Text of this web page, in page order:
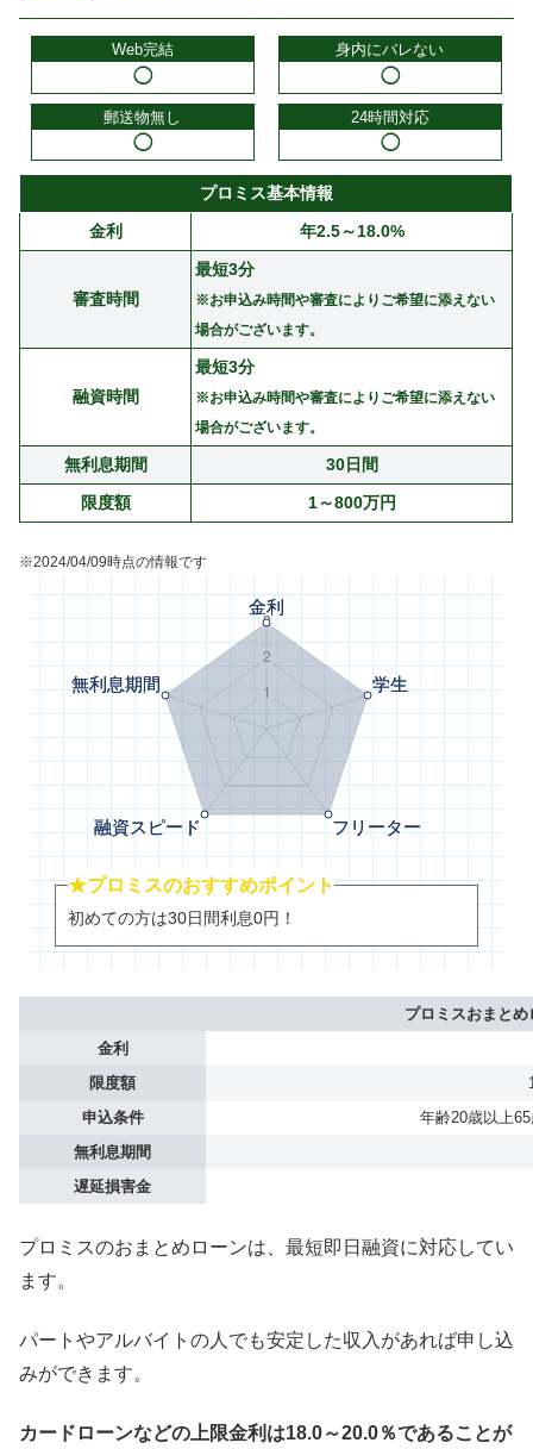
Web完結
◯
身内にバレない
◯
郵送物無し
◯
24時間対応
◯
プロミス基本情報
金利
年2.5～18.0%
審査時間
最短3分
※お申込み時間や審査によりご希望に添えない
場合がございます。
融資時間
最短3分
※お申込み時間や審査によりご希望に添えない
場合がございます。
無利息期間
30日間
限度額
1～800万円
※2024/04/09時点の情報です
★プロミスのおすすめポイント
初めての方は30日間利息0円！
プロミスおまとめ
金利
限度額
申込条件
年齢20歳以上
無利息期間
遅延損害金
プロミスのおまとめローンは、最短即日融資に対応してい
ます。
パートやアルバイトの人でも安定した収入があれば申し込
みができます。
カードローンなどの上限金利は18.0～20.0％であることが